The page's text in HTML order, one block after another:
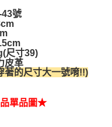
號
尺寸39)
皮革
著的尺寸大一號唷!!)
單品圖★